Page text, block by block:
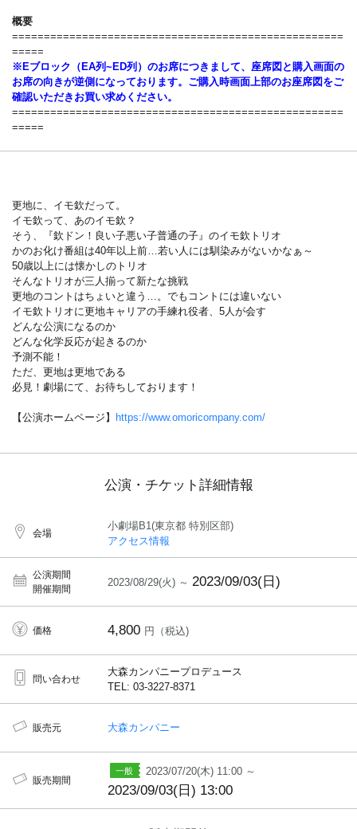
概要
====================================================
=====
※Eブロック（EA列~ED列）のお席につきまして、座席図と購入画面の
お席の向きが逆側になっております。ご購入時画面上部のお座席図をご
確認いただきお買い求めください。
====================================================
=====
更地に、イモ欽だって。
イモ欽って、あのイモ欽？
そう、『欽ドン！良い子悪い子普通の子』のイモ欽トリオ
かのお化け番組は40年以上前…若い人には馴染みがないかなぁ～
50歳以上には懐かしのトリオ
そんなトリオが三人揃って新たな挑戦
更地のコントはちょいと違う…。でもコントには違いない
イモ欽トリオに更地キャリアの手練れ役者、5人が会す
どんな公演になるのか
どんな化学反応が起きるのか
予測不能！
ただ、更地は更地である
必見！劇場にて、お待ちしております！
【公演ホームページ】 https://www.omoricompany.com/
公演・チケット詳細情報
会場
小劇場B1(東京都 特別区部)
アクセス情報
公演期間
開催期間
2023/08/29(火) ～ 2023/09/03(日)
価格 4,800 円（税込)
問い合わせ
大森カンパニープロデュース
TEL: 03-3227-8371
販売元 大森カンパニー
販売期間
2023/07/20(木) 11:00 ～
2023/09/03(日) 13:00